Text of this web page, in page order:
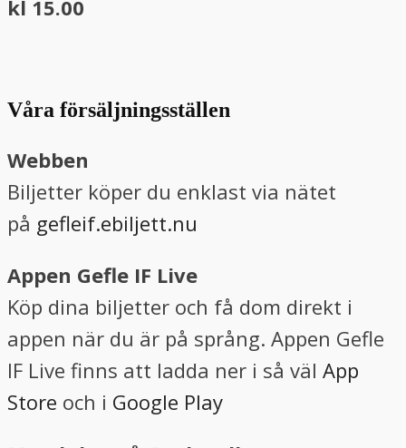
kl 15.00
Våra försäljningsställen
Webben
Biljetter köper du enklast via nätet
på gefleif.ebiljett.nu
Appen Gefle IF Live
Köp dina biljetter och få dom direkt i
appen när du är på språng. Appen Gefle
IF Live finns att ladda ner i så väl App
Store och i Google Play